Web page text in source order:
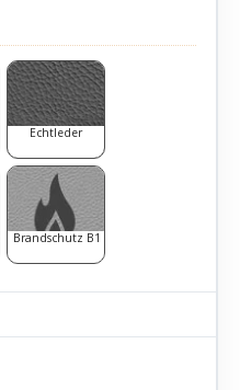
Echtleder
Brandschutz B1